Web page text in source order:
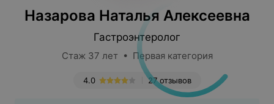
Назарова Наталья Алексеевна
Гастроэнтеролог
Стаж 37 лет • Первая категория
27 отзывов
4.0